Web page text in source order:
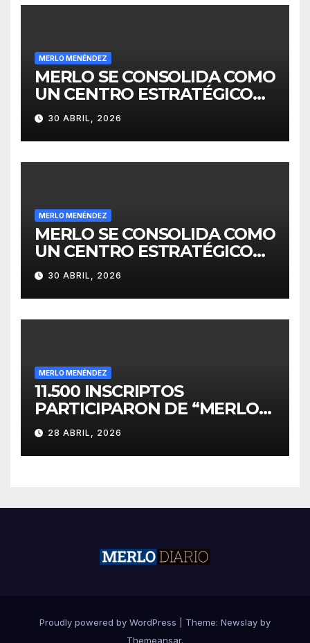
MERLO MENÉNDEZ
MERLO SE CONSOLIDA COMO
UN CENTRO ESTRATÉGICO
PARA EL DESARROLLO DE
INVERSIONES
30 ABRIL, 2026
MERLO MENÉNDEZ
MERLO SE CONSOLIDA COMO
UN CENTRO ESTRATÉGICO
PARA EL DESARROLLO DE
INVERSIONES
30 ABRIL, 2026
MERLO MENÉNDEZ
11.500 INSCRIPTOS
PARTICIPARON DE “MERLO
CORRE POR MALVINAS”
28 ABRIL, 2026
Proudly powered by WordPress Theme: Newslay by
Themeansar.